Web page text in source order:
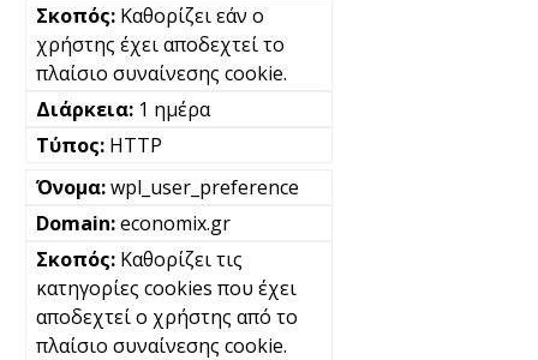
Καθορίζει εάν ο
χρήστης έχει αποδεχτεί το
πλαίσιο συναίνεσης cookie.
1 ημέρα
HTTP
wpl_user_preference
economix.gr
Καθορίζει τις
κατηγορίες cookies που έχει
αποδεχτεί ο χρήστης από το
πλαίσιο συναίνεσης cookie.